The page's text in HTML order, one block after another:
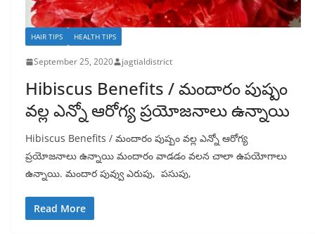
HAIR TIPS HEALTH TIPS
September 25, 2020 jagtialdistrict
Hibiscus Benefits / మందారం పుష్పం
వల్ల ఎన్నో ఆరోగ్య ప్రయోజనాలు ఉన్నాయి
Hibiscus Benefits / మందారం పుష్పం వల్ల ఎన్నో ఆరోగ్య
ప్రయోజనాలు ఉన్నాయి మందారం వాడడం వలన చాలా ఉపయోగాలు
ఉన్నాయి. మందార పువ్వు ఎరుపు, పసుపు,
Read More